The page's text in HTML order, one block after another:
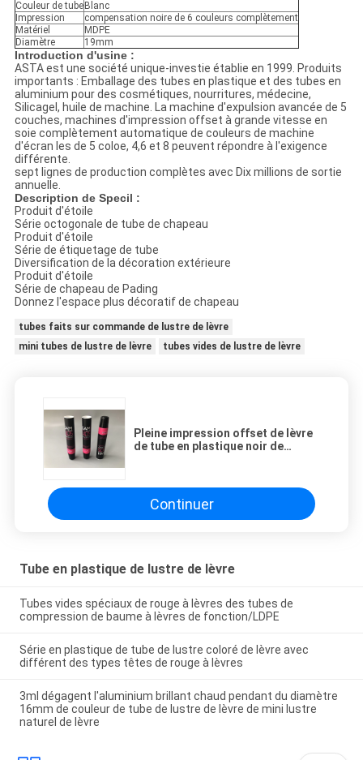
Couleur de tube Blanc
Impression
compensation noire de 6 couleurs complètement
Matériel
MDPE
Diamètre
19mm
Introduction d'usine :
ASTA est une société unique-investie établie en 1999. Produits
importants : Emballage des tubes en plastique et des tubes en
aluminium pour des cosmétiques, nourritures, médecine,
Silicagel, huile de machine. La machine d'expulsion avancée de 5
couches, machines d'impression offset à grande vitesse en
soie complètement automatique de couleurs de machine
d'écran les de 5 coloe, 4,6 et 8 peuvent répondre à l'exigence
différente.
sept lignes de production complètes avec Dix millions de sortie
annuelle.
Description de Specil :
Produit d'étoile
Série octogonale de tube de chapeau
Produit d'étoile
Série de étiquetage de tube
Diversification de la décoration extérieure
Produit d'étoile
Série de chapeau de Pading
Donnez l'espace plus décoratif de chapeau
tubes faits sur commande de lustre de lèvre
mini tubes de lustre de lèvre
tubes vides de lustre de lèvre
Pleine impression offset de lèvre
de tube en plastique noir de
Continuer
Tube en plastique de lustre de lèvre
Tubes vides spéciaux de rouge à lèvres des tubes de
compression de baume à lèvres de fonction/LDPE
Série en plastique de tube de lustre coloré de lèvre avec
différent des types têtes de rouge à lèvres
3ml dégagent l'aluminium brillant chaud pendant du diamètre
16mm de couleur de tube de lustre de lèvre de mini lustre
naturel de lèvre